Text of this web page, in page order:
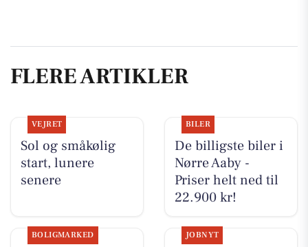
FLERE ARTIKLER
VEJRET
Sol og småkølig
start, lunere
senere
BILER
De billigste biler i
Nørre Aaby -
Priser helt ned til
22.900 kr!
BOLIGMARKED JOBNYT